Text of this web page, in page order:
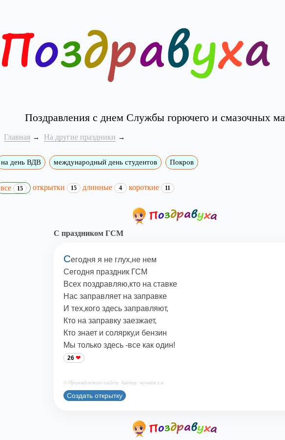
Поздравления с днем Службы горючего и смазочных
Главная На другие праздники
на день ВДВ международный день студентов Покров
все 15 открытки 15 длинные 4 короткие 11
С праздником ГСМ
Сегодня я не глух,не нем
Сегодня праздник ГСМ
Всех поздравляю,кто на ставке
Нас заправляет на заправке
И тех,кого здесь заправляют,
Кто на заправку заезжает,
Кто знает и солярку,и бензин
Мы только здесь -все как один!
26
© Принадлежит сайту. Автор: чичаев с.в.
Создать открытку